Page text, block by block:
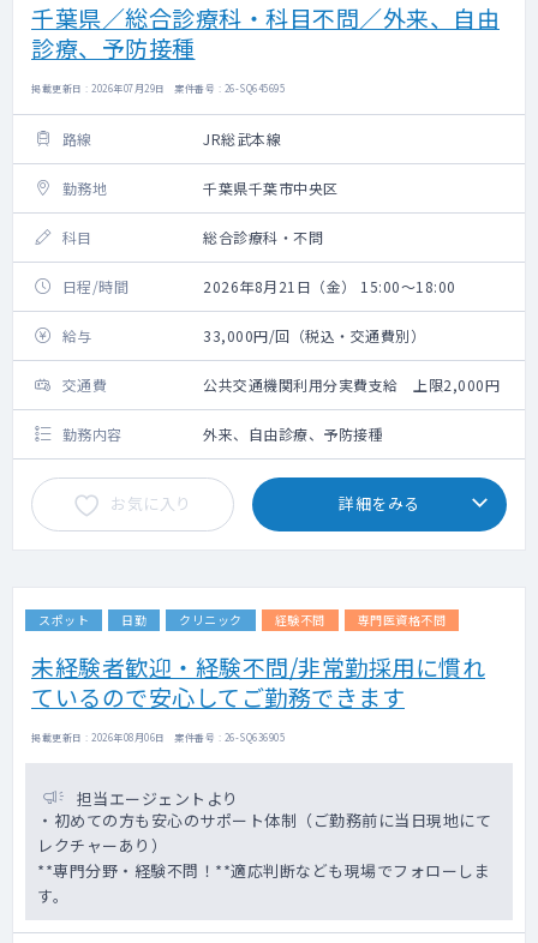
千葉県／総合診療科・科目不問／外来、自由
診療、予防接種
掲載更新日 : 2026年07月29日 案件番号 : 26-SQ645695
路線 JR総武本線
勤務地 千葉県千葉市中央区
科目 総合診療科・不問
日程/時間 2026年8月21日（金） 15:00～18:00
給与 33,000円/回（税込・交通費別）
交通費 公共交通機関利用分実費支給 上限2,000円
勤務内容 外来、自由診療、予防接種
お気に入り 詳細をみる
スポット 日勤 クリニック 経験不問 専門医資格不問
未経験者歓迎・経験不問/非常勤採用に慣れ
ているので安心してご勤務できます
掲載更新日 : 2026年08月06日 案件番号 : 26-SQ636905
担当エージェントより
・初めての方も安心のサポート体制（ご勤務前に当日現地にて
レクチャーあり）
**専門分野・経験不問！**適応判断なども現場でフォローしま
す。